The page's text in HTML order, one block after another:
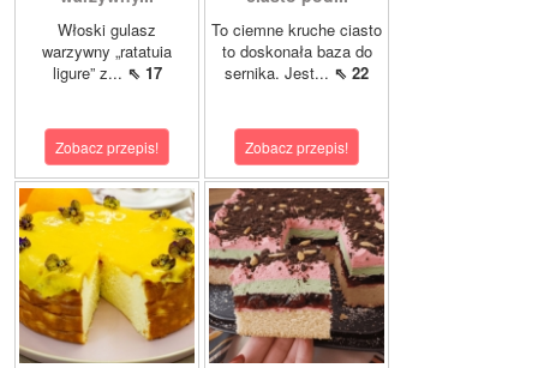
Włoski gulasz
warzywny „ratatuia
ligure” z... ⇖ 17
Zobacz przepis!
To ciemne kruche ciasto
to doskonała baza do
sernika. Jest... ⇖ 22
Zobacz przepis!